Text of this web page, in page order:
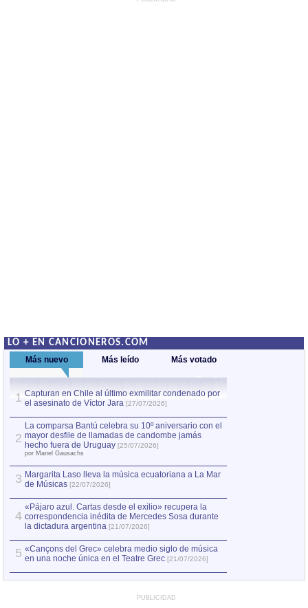
LO + EN CANCIONEROS.COM
Más nuevo Más leído Más votado
1 Capturan en Chile al último exmilitar condenado por
el asesinato de Víctor Jara [27/07/2026]
2
La comparsa Bantú celebra su 10º aniversario con el
mayor desfile de llamadas de candombe jamás
hecho fuera de Uruguay [25/07/2026]
por Manel Gausachs
3 Margarita Laso lleva la música ecuatoriana a La Mar
de Músicas [22/07/2026]
4
«Pájaro azul. Cartas desde el exilio» recupera la
correspondencia inédita de Mercedes Sosa durante
la dictadura argentina [21/07/2026]
5 «Cançons del Grec» celebra medio siglo de música
en una noche única en el Teatre Grec [21/07/2026]
PUBLICIDAD